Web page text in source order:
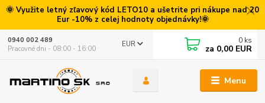
🌞 Využite letný zľavový kód LETO10 a ušetrite pri nákupe nad 20
Eur -10% z celej hodnoty objednávky!🌞
Menu
EUR
0940 002 489
Pracovné dni - 08:00 - 16:00
0 ks
za 0,00 EUR